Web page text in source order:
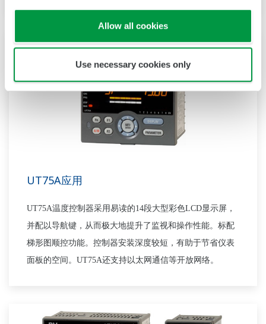
Allow all cookies
Use necessary cookies only
UT75A应用
UT75A温度控制器采用易读的14段大型彩色LCD显示屏，
并配以导航键，从而极大地提升了监视和操作性能。标配
梯形图顺控功能。控制器安装深度较短，有助于节省仪表
面板的空间。 UT75A还支持以太网通信等开放网络。